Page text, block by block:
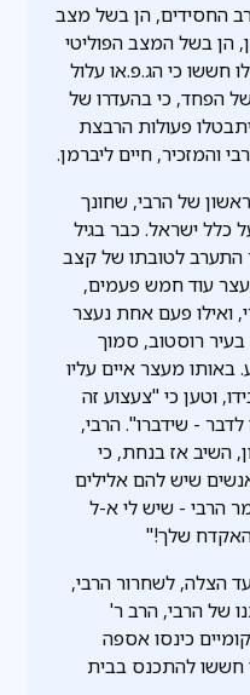
החסידים, הן בשל מצב
הן בשל המצב הפוליטי
חששו כי הג.פ.או עלול
הפחד, כי בהעדרו של
יתבטלו פעולות הרבצת
והמזכיר, חיים ליברמן.
של הרבי, שחונך
כלל ישראל. כבר בגיל
התערב לטובתו של קצב
עוד חמש פעמים,
ואילו פעם אחת נעצר
רוסטוב, סמוך
מעצר איים עליו
וטען כי "צעצוע זה
- שידברו". הרבי,
השיב אז בנחת, כי
שיש להם אלילים
הרבי - שיש לי א-ל
שלך!"
הצלה, לשחרור הרבי,
של הרבי, הרב ר'
כינסו אספה
חששו להתכנס בבית